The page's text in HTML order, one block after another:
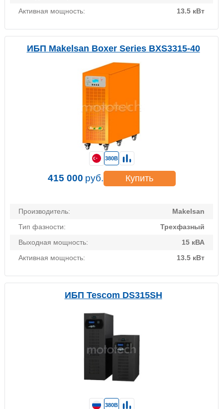
Активная мощность:
13.5 кВт
ИБП Makelsan Boxer Series BXS3315-40
Производитель:
Makelsan
Тип фазности:
Трехфазный
Выходная мощность:
15 кВА
Активная мощность:
13.5 кВт
380В
415 000 руб. Купить
ИБП Tescom DS315SH
380В